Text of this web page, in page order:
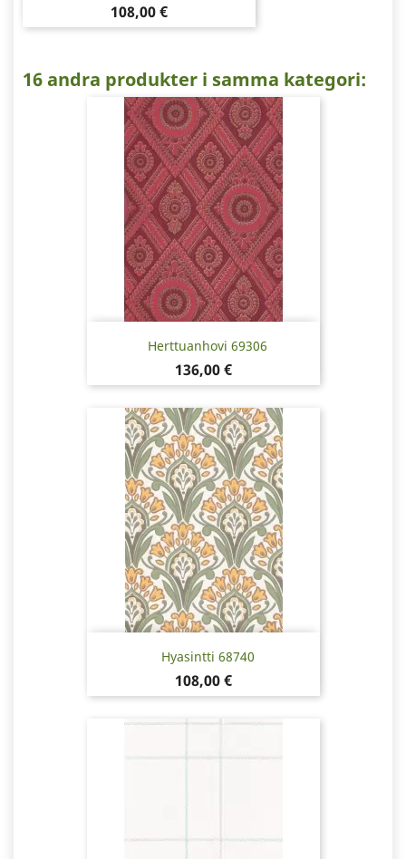
Pris
108,00 €
16 andra produkter i samma kategori:
Herttuanhovi 69306
Pris
136,00 €
Hyasintti 68740
Pris
108,00 €